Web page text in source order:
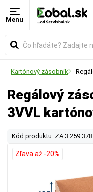
Menu
Kartónový zásobník
Regálový
3VVL
Kód produktu: ZA 3 259 378
Zľava až -20%